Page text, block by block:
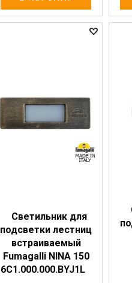
Светильник для
подсветки лестниц
встраиваемый
Fumagalli NINA 150
6C1.000.000.BYJ1L